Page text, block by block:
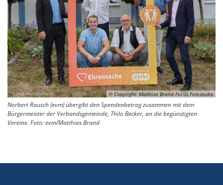
© Copyright: Matthias Brand Focus Fotostudio
Norbert Rausch (evm) übergibt den Spendenbetrag zusammen mit dem
Bürgermeister der Verbandsgemeinde, Thilo Becker, an die begünstigten
Vereine. Foto: evm/Matthias Brand